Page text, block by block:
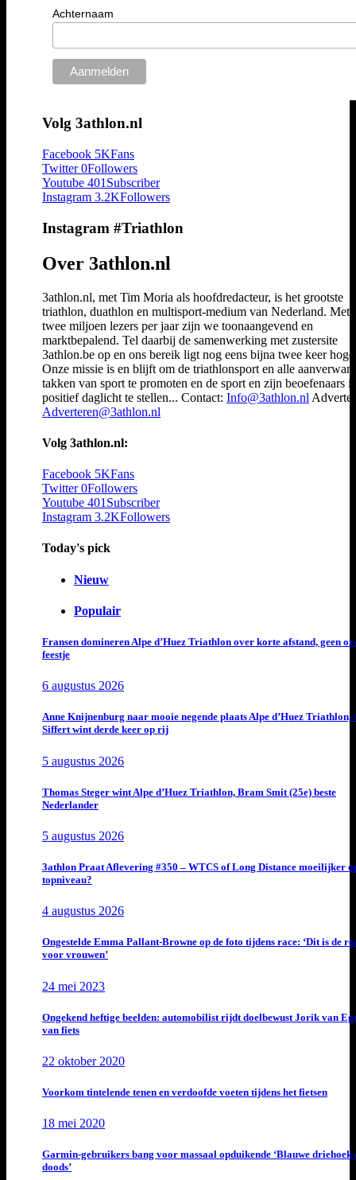
Achternaam
Volg 3athlon.nl
Facebook 5KFans
Twitter 0Followers
Youtube 401 Subscriber
Instagram 3.2KFollowers
Instagram #Triathlon
Over 3athlon.nl
3athlon.nl, met Tim Moria als hoofdredacteur, is het grootste
triathlon, duathlon en multisport-medium van Nederland. Met
twee miljoen lezers per jaar zijn we toonaangevend en
marktbepalend. Tel daarbij de samenwerking met zustersite
3athlon.be op en ons bereik ligt nog eens bijna twee keer
Onze missie is en blijft om de triathlonsport en alle
takken van sport te promoten en de sport en zijn beoefenaars
positief daglicht te stellen... Contact: Info@3athlon.nl
Adverteren@3athlon.nl
Volg 3athlon.nl:
Facebook 5KFans
Twitter 0Followers
Youtube 401 Subscriber
Instagram 3.2KFollowers
Today's pick
Nieuw
Populair
Fransen domineren Alpe d’Huez Triathlon over korte afstand, geen
feestje
6 augustus 2026
Anne Knijnenburg naar mooie negende plaats Alpe d’Huez Triathlon,
Siffert wint derde keer op rij
5 augustus 2026
Thomas Steger wint Alpe d’Huez Triathlon, Bram Smit (25e) beste
Nederlander
5 augustus 2026
3athlon Praat Aflevering #350 – WTCS of Long Distance moeilijker
topniveau?
4 augustus 2026
Ongestelde Emma Pallant-Browne op de foto tijdens race: ‘Dit is de
voor vrouwen’
24 mei 2023
Ongekend heftige beelden: automobilist rijdt doelbewust Jorik van
van fiets
22 oktober 2020
Voorkom tintelende tenen en verdoofde voeten tijdens het fietsen
18 mei 2020
Garmin-gebruikers bang voor massaal opduikende ‘Blauwe driehoek
doods’